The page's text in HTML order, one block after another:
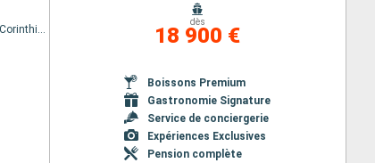
Orient Express Corinthian
dès
18 900 €
Boissons Premium
Gastronomie Signature
Service de conciergerie
Expériences Exclusives
Pension complète